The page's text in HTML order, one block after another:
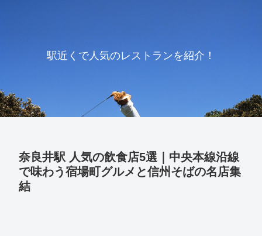
駅近くで人気のレストランを紹介！
奈良井駅 人気の飲食店5選｜中央本線沿線
で味わう宿場町グルメと信州そばの名店集
結